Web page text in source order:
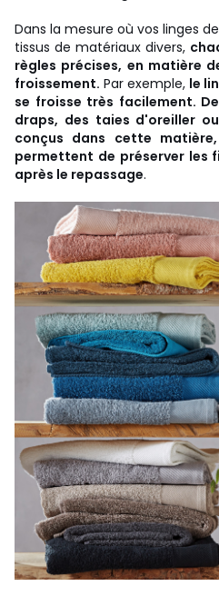
Dans la mesure où vos linges
tissus de matériaux divers,
règles précises, en matière
froissement. Par exemple, le
se froisse très facilement.
draps, des taies d'oreiller
conçus dans cette
permettent de préserver les
après le repassage.